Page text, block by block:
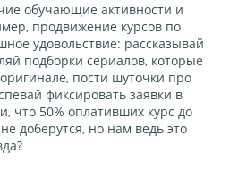
обучающие активности и
продвижение курсов по
удовольствие: рассказывай
подборки сериалов, которые
пости шуточки про
фиксировать заявки в
что 50% оплативших курс до
доберутся, но нам ведь это